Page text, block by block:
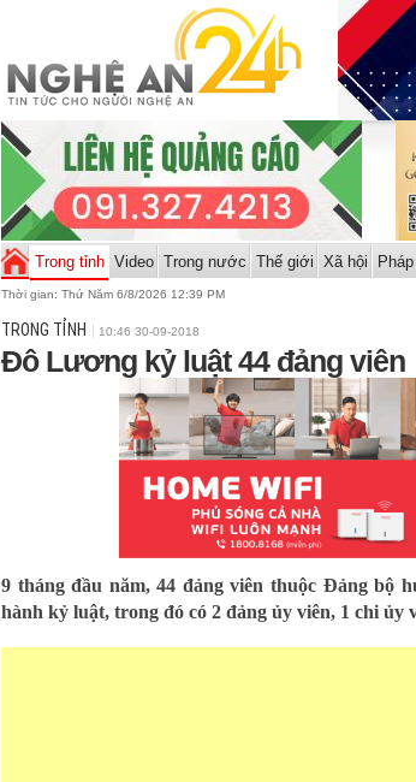
Trong tỉnh Video Trong nước Thế giới Xã hội
Thời gian: Thứ Năm 6/8/2026 12:39 PM
TRONG TỈNH 10:46 30-09-2018
Đô Lương kỷ luật 44 đảng viên
9 tháng đầu năm, 44 đảng viên thuộc Đảng bộ
hành kỷ luật, trong đó có 2 đảng ủy viên, 1 chi ủy